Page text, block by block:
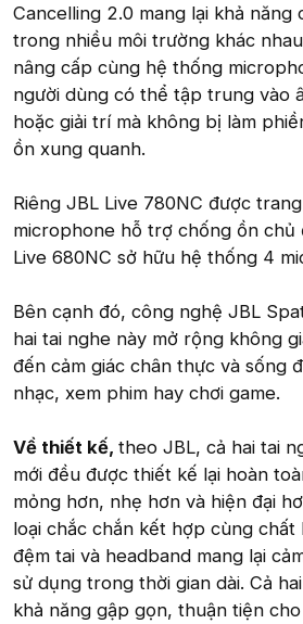
Cancelling 2.0 mang lại khả năng
trong nhiều môi trường khác
nâng cấp cùng hệ thống
người dùng có thể tập trung vào
hoặc giải trí mà không bị làm
ồn xung quanh.
Riêng JBL Live 780NC được
microphone hỗ trợ chống ồn chủ
Live 680NC sở hữu hệ thống 4
Bên cạnh đó, công nghệ JBL
hai tai nghe này mở rộng không
đến cảm giác chân thực và sống
nhạc, xem phim hay chơi game.
Về thiết kế, theo JBL, cả hai tai
mới đều được thiết kế lại hoàn
mỏng hơn, nhẹ hơn và hiện đại
loại chắc chắn kết hợp cùng chất
đệm tai và headband mang lại
sử dụng trong thời gian dài. Cả
khả năng gập gọn, thuận tiện